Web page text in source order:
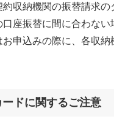
約収納機関の振替請求の
座振替に間に合わない
お申込みの際に、各収納
ドに関するご注意